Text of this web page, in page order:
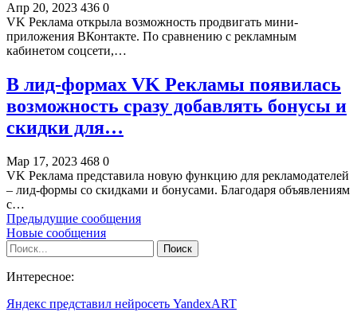
Апр 20, 2023 436 0
VK Реклама открыла возможность продвигать мини-
приложения ВКонтакте. По сравнению с рекламным
кабинетом соцсети,…
В лид-формах VK Рекламы появилась
возможность сразу добавлять бонусы и
скидки для…
Мар 17, 2023 468 0
VK Реклама представила новую функцию для рекламодателей
– лид-формы со скидками и бонусами. Благодаря объявлениям
с…
Предыдущие сообщения
Новые сообщения
Интересное:
Яндекс представил нейросеть YandexART